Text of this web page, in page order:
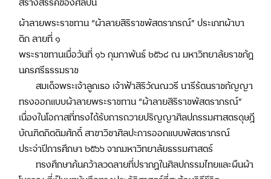
ผ้าลายพระราชทาน “ผ้าลายสิริราชพัสตราภรณ์” ประเภทผ้าบา
ติก ลายที่ ๑
พระราชทานเมื่อวันที่ ๑๖ กุมภาพันธ์ ๒๕๖๘ ณ มหาวิทยาลัยราชภัฏ
นครศรีธรรมราช
สมเด็จพระเจ้าลูกเธอ เจ้าฟ้าสิริวัณณวรี นารีรัตนราชกัญญา
ทรงออกแบบผ้าลายพระราชทาน “ผ้าลายสิริราชพัสตราภรณ์”
เนื่องในโอกาสที่ทรงได้รับการถวายปริญญาศิลปกรรมศาสตรดุษฎี
บัณฑิตกิตติมศักดิ์ สาขาวิชาศิลปะการออกแบบพัสตราภรณ์
ประจำปีการศึกษา ๒๕๖๖ จากมหาวิทยาลัยธรรมศาสตร์
ทรงศึกษาค้นคว้าลวดลายที่ปรากฏในศิลปกรรมไทยและผืนผ้า